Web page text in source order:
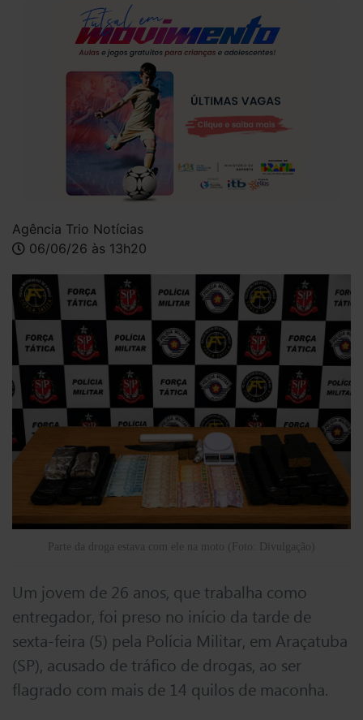
Agência Trio Notícias
06/06/26 às 13h20
Parte da droga estava com ele na moto (Foto: Divulgação)
Um jovem de 26 anos, que trabalha como
entregador, foi preso no início da tarde de
sexta-feira (5) pela Polícia Militar, em Araçatuba
(SP), acusado de tráfico de drogas, ao ser
flagrado com mais de 14 quilos de maconha.